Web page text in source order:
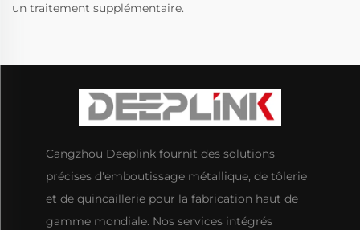
un traitement supplémentaire.
Cangzhou Deeplink fournit des solutions
précises d'emboutissage métallique, de tôlerie
et de quincaillerie pour la fabrication haut de
gamme mondiale. Nos services intégrés